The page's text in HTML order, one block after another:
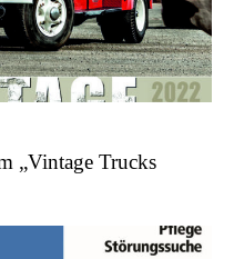
„Vintage Trucks